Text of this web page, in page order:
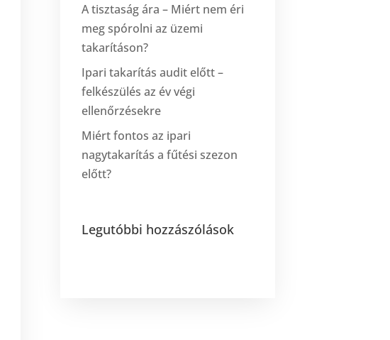
A tisztaság ára – Miért nem éri
meg spórolni az üzemi
takarításon?
Ipari takarítás audit előtt –
felkészülés az év végi
ellenőrzésekre
Miért fontos az ipari
nagytakarítás a fűtési szezon
előtt?
Legutóbbi hozzászólások